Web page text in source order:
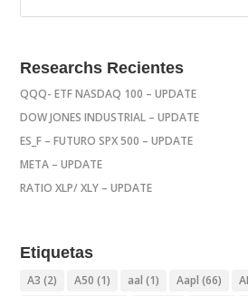
Researchs Recientes
QQQ- ETF NASDAQ 100 – UPDATE
DOW JONES INDUSTRIAL – UPDATE
ES_F – FUTURO SPX 500 – UPDATE
META – UPDATE
RATIO XLP/ XLY – UPDATE
Etiquetas
A3 (2) A50 (1) aal (1) Aapl (66)